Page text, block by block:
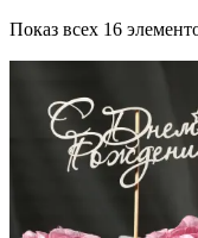
Показ всех 16